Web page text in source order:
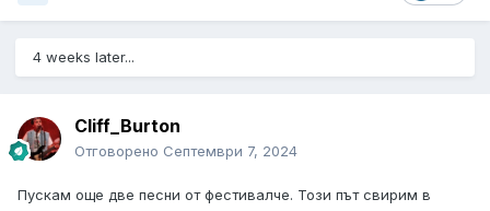
4 weeks later...
Cliff_Burton
Отговорено Септември 7, 2024
Пускам още две песни от фестивалче. Този път свирим в